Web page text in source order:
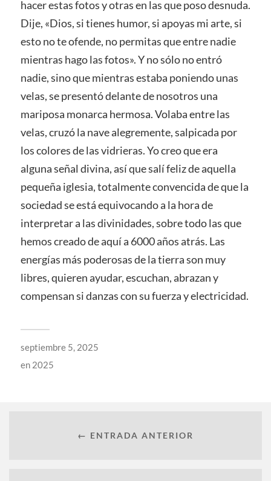
hacer estas fotos y otras en las que poso desnuda.
Dije, «Dios, si tienes humor, si apoyas mi arte, si
esto no te ofende, no permitas que entre nadie
mientras hago las fotos». Y no sólo no entró
nadie, sino que mientras estaba poniendo unas
velas, se presentó delante de nosotros una
mariposa monarca hermosa. Volaba entre las
velas, cruzó la nave alegremente, salpicada por
los colores de las vidrieras. Yo creo que era
alguna señal divina, así que salí feliz de aquella
pequeña iglesia, totalmente convencida de que la
sociedad se está equivocando a la hora de
interpretar a las divinidades, sobre todo las que
hemos creado de aquí a 6000 años atrás. Las
energías más poderosas de la tierra son muy
libres, quieren ayudar, escuchan, abrazan y
compensan si danzas con su fuerza y electricidad.
septiembre 5, 2025
en 2025
← ENTRADA ANTERIOR